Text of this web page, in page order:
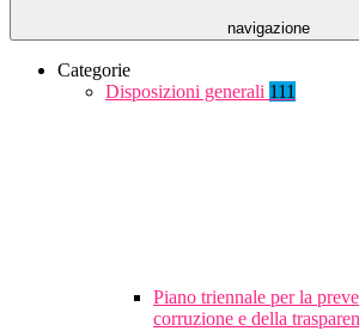
navigazione
Categorie
Disposizioni generali 111
Piano triennale per la
corruzione e della